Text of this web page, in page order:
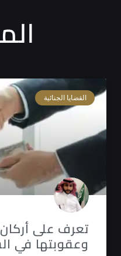
القضايا الجنائية
تعرف على
وعقوبتها في